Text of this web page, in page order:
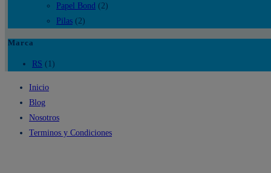
Papel Bond (2)
Pilas (2)
Marca
RS (1)
Inicio
Blog
Nosotros
Terminos y Condiciones